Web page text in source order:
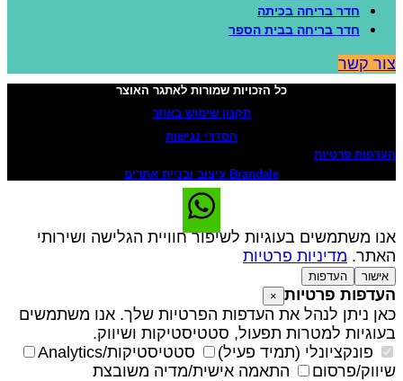
חדר בריחה בכיתה
חדר בריחה בבית הספר
קשר
כל הזכויות שמורות לאתגר האוצר
תקנון שימוש באתר
הסדרי נגישות
פרטיות
Brandale עיצוב ובניית אתרים
משתמשים בעוגיות לשיפור חוויית הגלישה ושירותי
מדיניות פרטיות
אישור העדפות
פרטיות ×
ניתן לנהל את העדפות הפרטיות שלך. אנו משתמשים
למטרות תפעול, סטטיסטיקות ושיווק.
פונקציונלי (תמיד פעיל)
סטטיסטיקות/Analytics
פרסום
התאמה אישית/מדיה משובצת